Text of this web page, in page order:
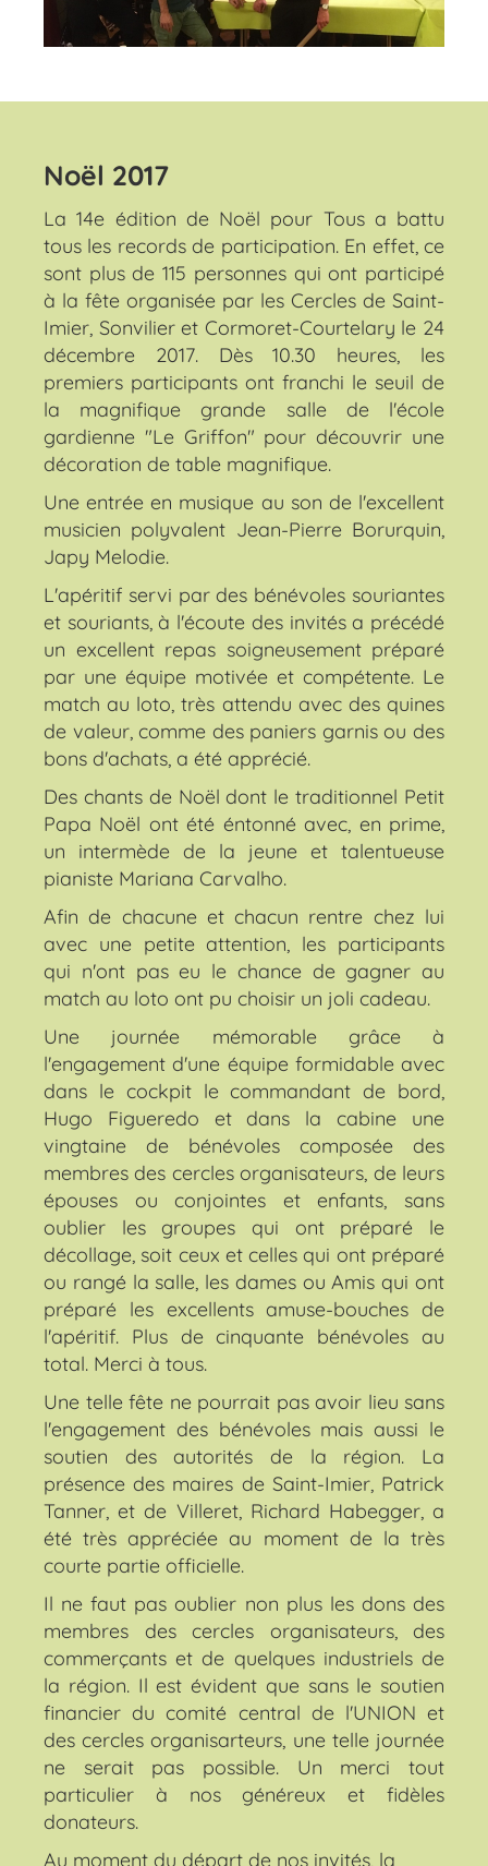
Noël 2017
La 14e édition de Noël pour Tous a battu
tous les records de participation. En effet, ce
sont plus de 115 personnes qui ont participé
à la fête organisée par les Cercles de Saint-
Imier, Sonvilier et Cormoret-Courtelary le 24
décembre 2017. Dès 10.30 heures, les
premiers participants ont franchi le seuil de
la magnifique grande salle de l'école
gardienne "Le Griffon" pour découvrir une
décoration de table magnifique.
Une entrée en musique au son de l'excellent
musicien polyvalent Jean-Pierre Borurquin,
Japy Melodie.
L'apéritif servi par des bénévoles souriantes
et souriants, à l'écoute des invités a précédé
un excellent repas soigneusement préparé
par une équipe motivée et compétente. Le
match au loto, très attendu avec des quines
de valeur, comme des paniers garnis ou des
bons d'achats, a été apprécié.
Des chants de Noël dont le traditionnel Petit
Papa Noël ont été éntonné avec, en prime,
un intermède de la jeune et talentueuse
pianiste Mariana Carvalho.
Afin de chacune et chacun rentre chez lui
avec une petite attention, les participants
qui n'ont pas eu le chance de gagner au
match au loto ont pu choisir un joli cadeau.
Une journée mémorable grâce à
l'engagement d'une équipe formidable avec
dans le cockpit le commandant de bord,
Hugo Figueredo et dans la cabine une
vingtaine de bénévoles composée des
membres des cercles organisateurs, de leurs
épouses ou conjointes et enfants, sans
oublier les groupes qui ont préparé le
décollage, soit ceux et celles qui ont préparé
ou rangé la salle, les dames ou Amis qui ont
préparé les excellents amuse-bouches de
l'apéritif. Plus de cinquante bénévoles au
total. Merci à tous.
Une telle fête ne pourrait pas avoir lieu sans
l'engagement des bénévoles mais aussi le
soutien des autorités de la région. La
présence des maires de Saint-Imier, Patrick
Tanner, et de Villeret, Richard Habegger, a
été très appréciée au moment de la très
courte partie officielle.
Il ne faut pas oublier non plus les dons des
membres des cercles organisateurs, des
commerçants et de quelques industriels de
la région. Il est évident que sans le soutien
financier du comité central de l'UNION et
des cercles organisarteurs, une telle journée
ne serait pas possible. Un merci tout
particulier à nos généreux et fidèles
donateurs.
Au moment du départ de nos invités, la